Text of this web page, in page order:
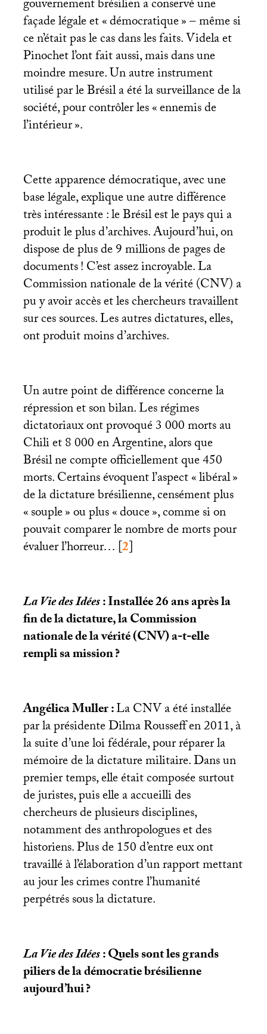
gouvernement brésilien a conservé une
façade légale et «démocratique» – même si
ce n’était pas le cas dans les faits. Videla et
Pinochet l’ont fait aussi, mais dans une
moindre mesure. Un autre instrument
utilisé par le Brésil a été la surveillance de la
société, pour contrôler les «ennemis de
l’intérieur».
Cette apparence démocratique, avec une
base légale, explique une autre différence
très intéressante : le Brésil est le pays qui a
produit le plus d’archives. Aujourd’hui, on
dispose de plus de 9 millions de pages de
documents! C’est assez incroyable. La
Commission nationale de la vérité (CNV) a
pu y avoir accès et les chercheurs travaillent
sur ces sources. Les autres dictatures, elles,
ont produit moins d’archives.
Un autre point de différence concerne la
répression et son bilan. Les régimes
dictatoriaux ont provoqué 3 000 morts au
Chili et 8 000 en Argentine, alors que
Brésil ne compte officiellement que 450
morts. Certains évoquent l’aspect «libéral»
de la dictature brésilienne, censément plus
«souple» ou plus «douce», comme si on
pouvait comparer le nombre de morts pour
évaluer l’horreur…[2]
La Vie des Idées: Installée 26 ans après la
fin de la dictature, la Commission
nationale de la vérité (CNV) a-t-elle
rempli sa mission?
Angélica Muller :LaCNVa été installée
par la présidente Dilma Rousseff en 2011, à
la suite d’une loi fédérale, pour réparer la
mémoire de la dictature militaire. Dans un
premier temps, elle était composée surtout
de juristes, puis elle a accueilli des
chercheurs de plusieurs disciplines,
notamment des anthropologues et des
historiens. Plus de 150 d’entre eux ont
travaillé à l’élaboration d’un rapport mettant
au jour les crimes contre l’humanité
perpétrés sous la dictature.
La Vie des Idées: Quels sont les grands
piliers de la démocratie brésilienne
aujourd’hui?